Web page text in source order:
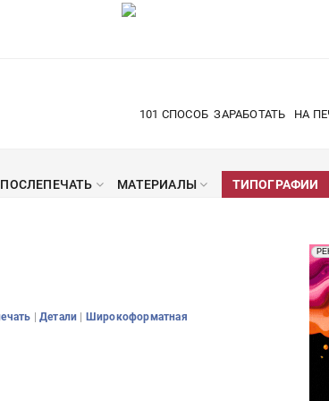
101 СПОСОБ ЗАРАБОТАТЬ НА
ПОСЛЕПЕЧАТЬ МАТЕРИАЛЫ ТИПОГРАФИИ
|Детали | Широкоформатная